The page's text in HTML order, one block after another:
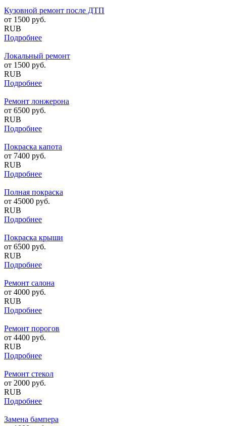
Кузовной ремонт после ДТП
от 1500 руб.
RUB
Подробнее
Локальный ремонт
от 1500 руб.
RUB
Подробнее
Ремонт лонжерона
от 6500 руб.
RUB
Подробнее
Покраска капота
от 7400 руб.
RUB
Подробнее
Полная покраска
от 45000 руб.
RUB
Подробнее
Покраска крыши
от 6500 руб.
RUB
Подробнее
Ремонт салона
от 4000 руб.
RUB
Подробнее
Ремонт порогов
от 4400 руб.
RUB
Подробнее
Ремонт стекол
от 2000 руб.
RUB
Подробнее
Замена бампера